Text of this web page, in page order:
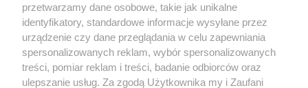
przetwarzamy dane osobowe, takie jak unikalne
identyfikatory, standardowe informacje wysyłane przez
urządzenie czy dane przeglądania w celu zapewniania
spersonalizowanych reklam, wybór spersonalizowanych
treści, pomiar reklam i treści, badanie odbiorców oraz
ulepszanie usług. Za zgodą Użytkownika my i Zaufani